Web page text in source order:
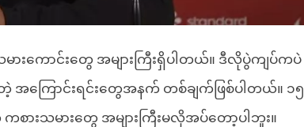
ားကောင်းတွေ အများကြီးရှိပါတယ်။ ဒီလိုပွဲကျပ်ကပဲ
အကြောင်းရင်းတွေအနက် တစ်ချက်ဖြစ်ပါတယ်။ ၁၅
းသမားတွေ အများကြီးမလိုအပ်တော့ပါဘူး။